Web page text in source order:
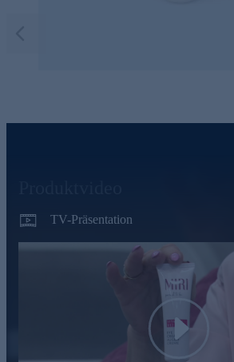
TV-Präsentation
Play